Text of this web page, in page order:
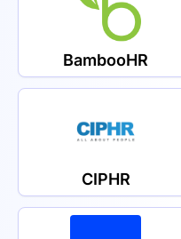
BambooHR
CIPHR